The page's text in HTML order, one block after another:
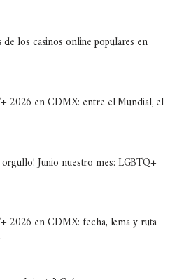
de los casinos online populares en
2026 en CDMX: entre el Mundial, el
Junio nuestro mes: LGBTQ+
2026 en CDMX: fecha, lema y ruta